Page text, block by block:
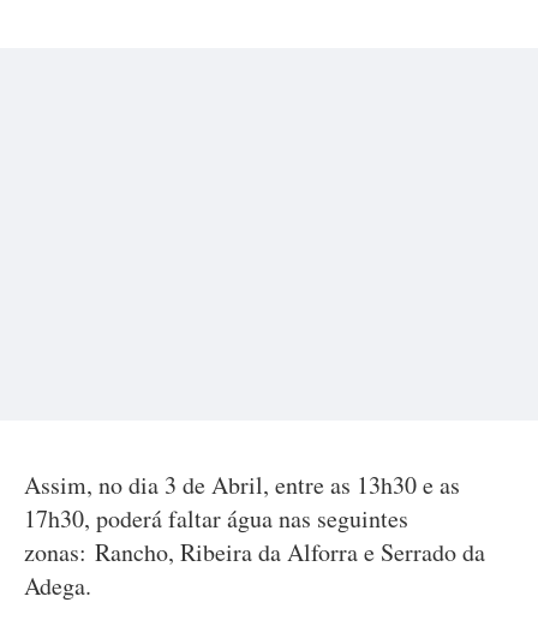
Assim, no dia 3 de Abril, entre as 13h30 e as
17h30, poderá faltar água nas seguintes
zonas: Rancho, Ribeira da Alforra e Serrado da
Adega.